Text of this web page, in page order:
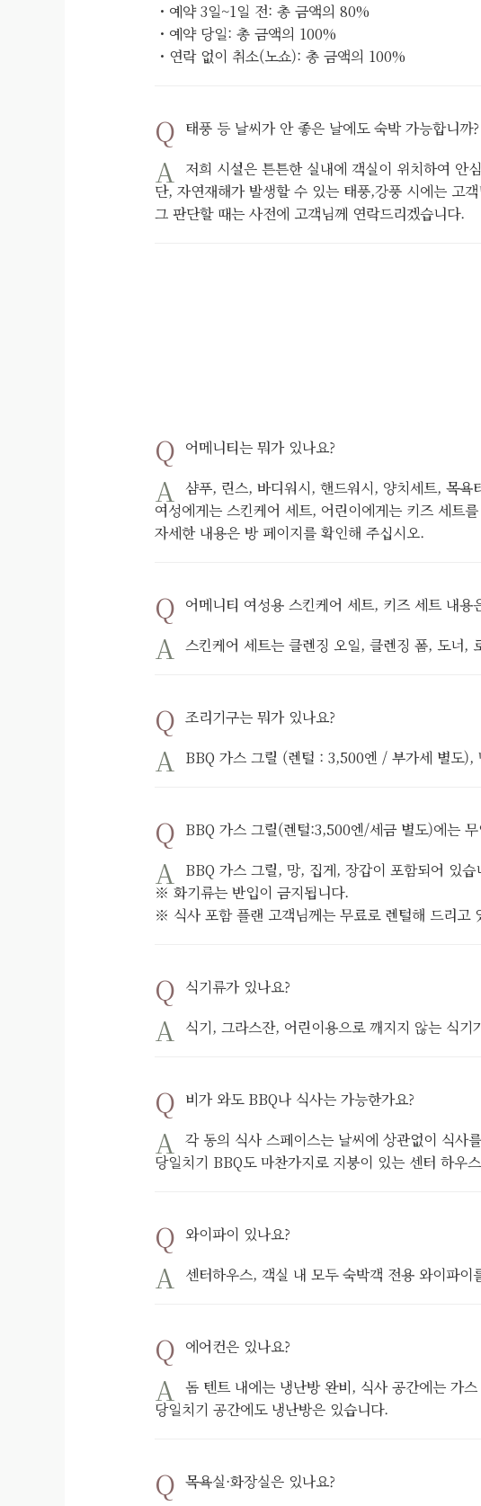
・예약 3일~1일 전: 총 금액의 80%
・예약 당일: 총 금액의 100%
・연락 없이 취소(노쇼): 총 금액의 100%
태풍 등 날씨가 안 좋은 날에도 숙박 가능합니까?
저희 시설은 튼튼한 실내에 객실이 위치하여 안
단, 자연재해가 발생할 수 있는 태풍,강풍 시에는 고
그 판단할 때는 사전에 고객님께 연락드리겠습니다.
어메니티는 뭐가 있나요?
샴푸, 린스, 바디워시, 핸드워시, 양치세트, 목욕
여성에게는 스킨케어 세트, 어린이에게는 키즈 세트
자세한 내용은 방 페이지를 확인해 주십시오.​
어메니티 여성용 스킨케어 세트, 키즈 세트 내용
스킨케어 세트는 클렌징 오일, 클렌징 폼, 도너,
조리기구는 뭐가 있나요?
BBQ 가스 그릴 (렌털 : 3,500엔 / 부가세 별도
BBQ 가스 그릴(렌털:3,500엔/세금 별도)에는
BBQ 가스 그릴, 망, 집게, 장갑이 포함되어 있
※ 화기류는 반입이 금지됩니다.
※ 식사 포함 플랜 고객님께는 무료로 렌털해 드리고
식기류가 있나요?
식기, 그라스잔, 어린이용으로 깨지지 않는 식기
비가 와도 BBQ나 식사는 가능한가요?
각 동의 식사 스페이스는 날씨에 상관없이 식사
당일치기 BBQ도 마찬가지로 지붕이 있는 센터 하우
와이파이 있나요?
센터하우스, 객실 내 모두 숙박객 전용 와이파이
에어컨은 있나요?
돔 텐트 내에는 냉난방 완비, 식사 공간에는 가
당일치기 공간에도 냉난방은 있습니다.
목욕실·화장실은 있나요?